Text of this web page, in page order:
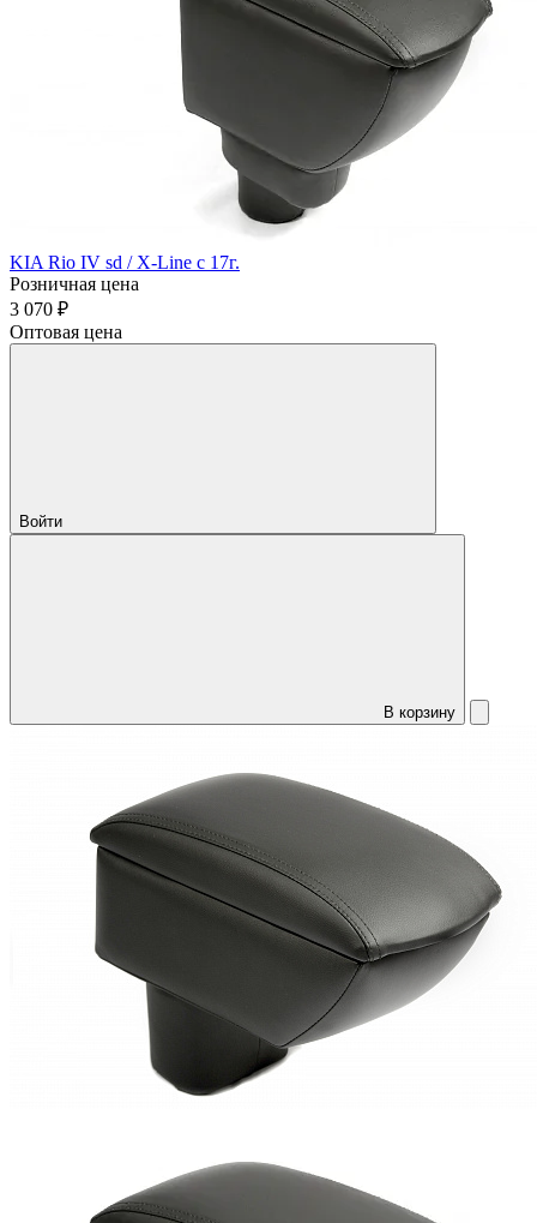
KIA Rio IV sd / X-Line с 17г.
Розничная цена
3 070 ₽
Оптовая цена
Войти
В корзину